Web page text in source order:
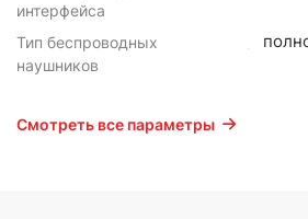
интерфейса
Тип беспроводных
наушников
Смотреть все параметры